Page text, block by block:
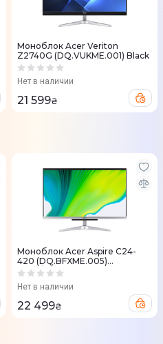
Моноблок Acer Veriton
Z2740G (DQ.VUKME.001) Black
Нет в наличии
21 599₴
Моноблок Acer Aspire C24-
420 (DQ.BFXME.005)
Black/Silver
Нет в наличии
22 499₴